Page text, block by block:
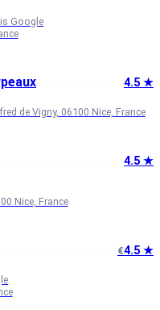
Google
4.5 ★
de Vigny, 06100 Nice, France
4.5 ★
Nice, France
€4.5 ★